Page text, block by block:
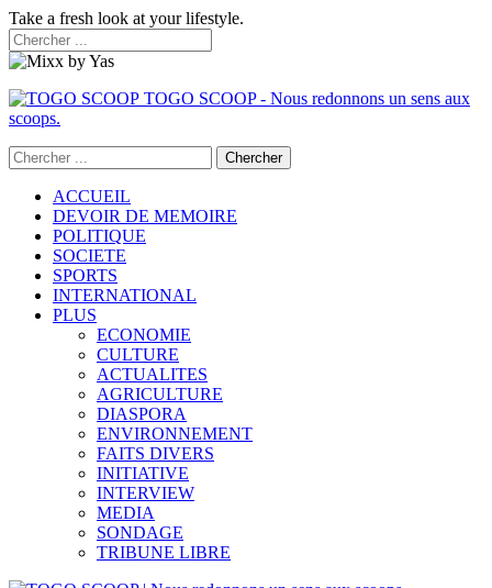
Take a fresh look at your lifestyle.
TOGO SCOOP - Nous redonnons un sens aux
scoops.
ACCUEIL
DEVOIR DE MEMOIRE
POLITIQUE
SOCIETE
SPORTS
INTERNATIONAL
PLUS
ECONOMIE
CULTURE
ACTUALITES
AGRICULTURE
DIASPORA
ENVIRONNEMENT
FAITS DIVERS
INITIATIVE
INTERVIEW
MEDIA
SONDAGE
TRIBUNE LIBRE